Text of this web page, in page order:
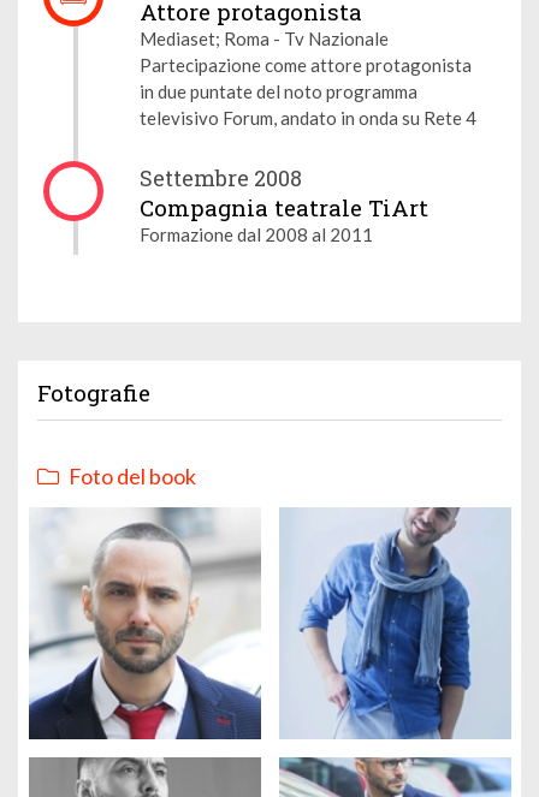
Attore protagonista
Mediaset; Roma - Tv Nazionale
Partecipazione come attore protagonista
in due puntate del noto programma
televisivo Forum, andato in onda su Rete 4
Settembre 2008
Compagnia teatrale TiArt
Formazione dal 2008 al 2011
Fotografie
Foto del book